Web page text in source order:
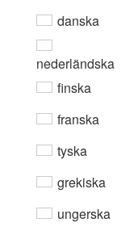
danska
nederländska
finska
franska
tyska
grekiska
ungerska